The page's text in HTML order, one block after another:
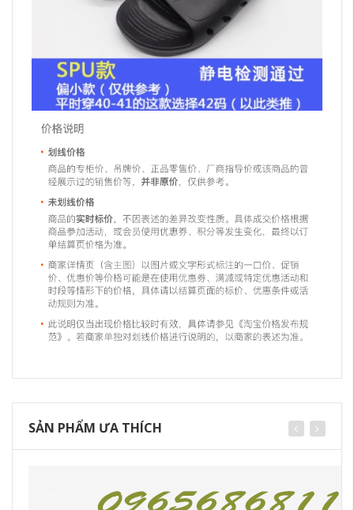
SẢN PHẨM ƯA THÍCH